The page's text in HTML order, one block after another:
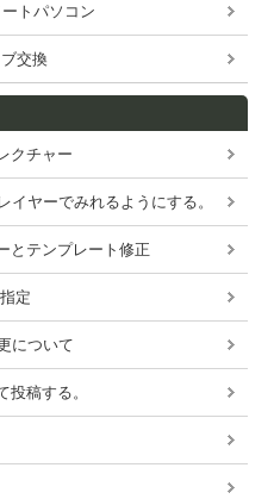
トパソコン
交換
クチャー
イヤーでみれるようにする。
とテンプレート修正
定
について
投稿する。